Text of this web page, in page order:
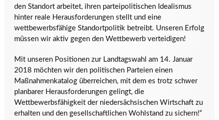
den Standort arbeitet, ihren parteipolitischen Idealismus
hinter reale Herausforderungen stellt und eine
wettbewerbsfähige Standortpolitik betreibt. Unseren Erfolg
müssen wir aktiv gegen den Wettbewerb verteidigen!
Mit unseren Positionen zur Landtagswahl am 14. Januar
2018 möchten wir den politischen Parteien einen
Maßnahmenkatalog überreichen, mit dem es trotz schwer
planbarer Herausforderungen gelingt, die
Wettbewerbsfähigkeit der niedersächsischen Wirtschaft zu
erhalten und den gesellschaftlichen Wohlstand zu sichern!“